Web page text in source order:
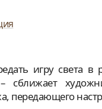
игру света
передающего